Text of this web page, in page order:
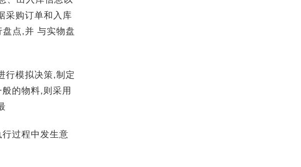
采购订单和入库
点,并 与实物盘
模拟决策,制定
的物料,则采用
过程中发生意